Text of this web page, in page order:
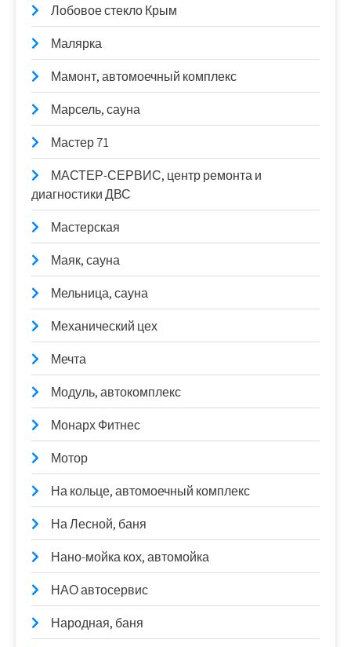
Лобовое стекло Крым
Малярка
Мамонт, автомоечный комплекс
Марсель, сауна
Мастер 71
МАСТЕР-СЕРВИС, центр ремонта и
диагностики ДВС
Мастерская
Маяк, сауна
Мельница, сауна
Механический цех
Мечта
Модуль, автокомплекс
Монарх Фитнес
Мотор
На кольце, автомоечный комплекс
На Лесной, баня
Нано-мойка кох, автомойка
НАО автосервис
Народная, баня